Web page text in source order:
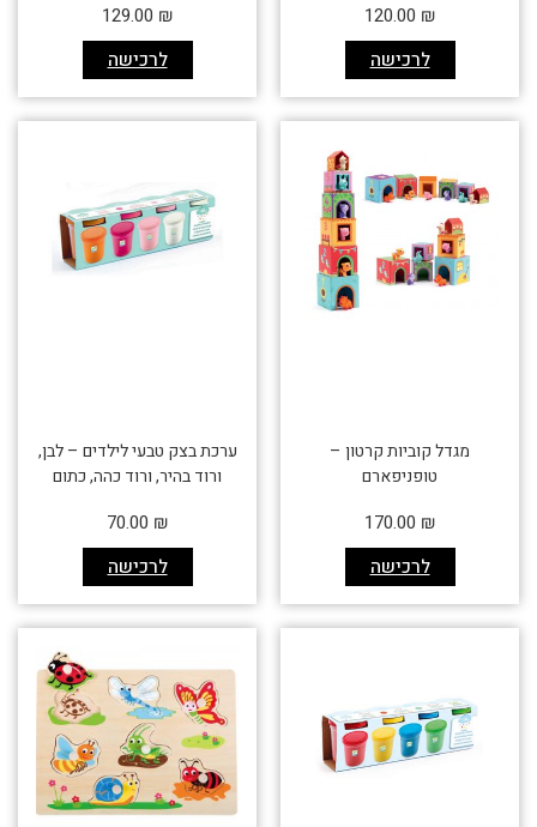
לרכישה
120.00 ₪
לרכישה
129.00 ₪
מגדל קוביות קרטון –
טופניפארם
לרכישה
170.00 ₪
ערכת בצק טבעי לילדים – לבן,
ורוד בהיר, ורוד כהה, כתום
לרכישה
70.00 ₪